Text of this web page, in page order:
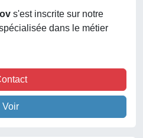
s'est inscrite sur notre
dans le métier
Voir